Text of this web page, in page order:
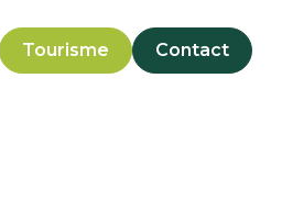
Tourisme Contact